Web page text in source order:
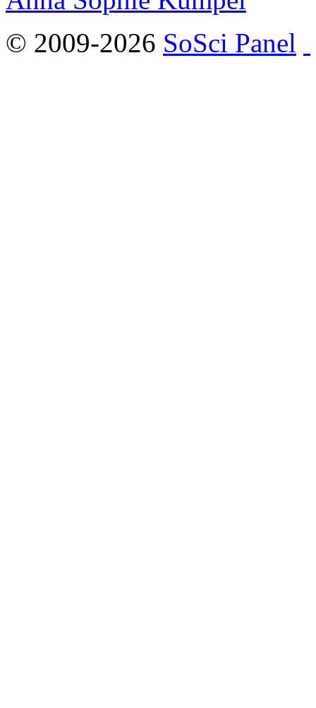
© 2009-2026 SoSci Panel